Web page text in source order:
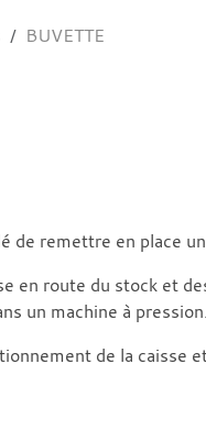
BUVETTE
de remettre en place
en route du stock et
un machine à pression.
de la caisse